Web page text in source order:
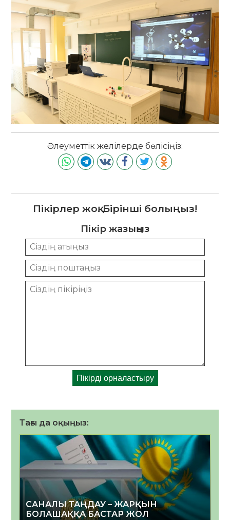
Әлеуметтік желілерде бөлісіңіз:
Пікірлер жоқ. Бірінші болыңыз!
Пікір жазыңыз
Тағы да оқыңыз:
САНАЛЫ ТАҢДАУ – ЖАРҚЫН
БОЛАШАҚҚА БАСТАР ЖОЛ